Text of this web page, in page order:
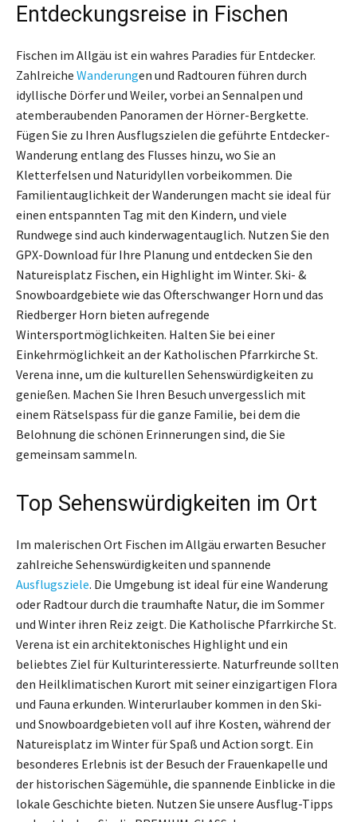
Entdeckungsreise in Fischen
Fischen im Allgäu ist ein wahres Paradies für Entdecker.
Zahlreiche Wanderungen und Radtouren führen durch
idyllische Dörfer und Weiler, vorbei an Sennalpen und
atemberaubenden Panoramen der Hörner-Bergkette.
Fügen Sie zu Ihren Ausflugszielen die geführte Entdecker-
Wanderung entlang des Flusses hinzu, wo Sie an
Kletterfelsen und Naturidyllen vorbeikommen. Die
Familientauglichkeit der Wanderungen macht sie ideal für
einen entspannten Tag mit den Kindern, und viele
Rundwege sind auch kinderwagentauglich. Nutzen Sie den
GPX-Download für Ihre Planung und entdecken Sie den
Natureisplatz Fischen, ein Highlight im Winter. Ski- &
Snowboardgebiete wie das Ofterschwanger Horn und das
Riedberger Horn bieten aufregende
Wintersportmöglichkeiten. Halten Sie bei einer
Einkehrmöglichkeit an der Katholischen Pfarrkirche St.
Verena inne, um die kulturellen Sehenswürdigkeiten zu
genießen. Machen Sie Ihren Besuch unvergesslich mit
einem Rätselspass für die ganze Familie, bei dem die
Belohnung die schönen Erinnerungen sind, die Sie
gemeinsam sammeln.
Top Sehenswürdigkeiten im Ort
Im malerischen Ort Fischen im Allgäu erwarten Besucher
zahlreiche Sehenswürdigkeiten und spannende
Ausflugsziele. Die Umgebung ist ideal für eine Wanderung
oder Radtour durch die traumhafte Natur, die im Sommer
und Winter ihren Reiz zeigt. Die Katholische Pfarrkirche St.
Verena ist ein architektonisches Highlight und ein
beliebtes Ziel für Kulturinteressierte. Naturfreunde sollten
den Heilklimatischen Kurort mit seiner einzigartigen Flora
und Fauna erkunden. Winterurlauber kommen in den Ski-
und Snowboardgebieten voll auf ihre Kosten, während der
Natureisplatz im Winter für Spaß und Action sorgt. Ein
besonderes Erlebnis ist der Besuch der Frauenkapelle und
der historischen Sägemühle, die spannende Einblicke in die
lokale Geschichte bieten. Nutzen Sie unsere Ausflug-Tipps